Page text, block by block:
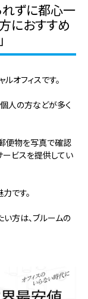
れずに都心一
におすすめ
オフィスです。
個人の方などが多く
便物を写真で確認
ービスを提供してい
です。
方は、ブルームの